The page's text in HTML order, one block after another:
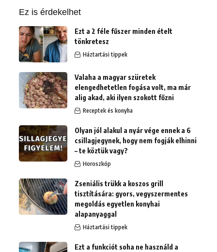
Ez is érdekelhet
Ezt a 2 féle fűszer minden ételt
tönkretesz
Háztartási tippek
Valaha a magyar szüretek
elengedhetetlen fogása volt, ma már
alig akad, aki ilyen szokott főzni
Receptek és konyha
Olyan jól alakul a nyár vége ennek a 6
csillagjegynek, hogy nem fogják elhinni
– te köztük vagy?
Horoszkóp
Zseniális trükk a koszos grill
tisztítására: gyors, vegyszermentes
megoldás egyetlen konyhai
alapanyaggal
Háztartási tippek
Ezt a funkciót soha ne használd a